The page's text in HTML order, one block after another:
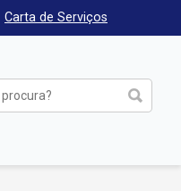
Carta de Serviços